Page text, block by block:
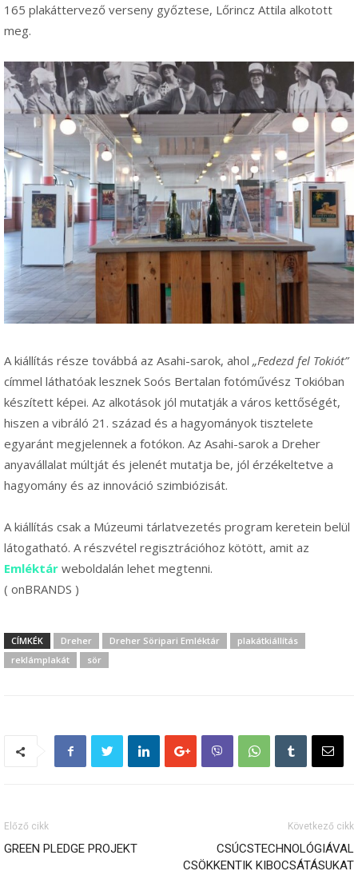
165 plakáttervező verseny győztese, Lőrincz Attila alkotott
meg.
A kiállítás része továbbá az Asahi-sarok, ahol „Fedezd fel Tokiót”
címmel láthatóak lesznek Soós Bertalan fotóművész Tokióban
készített képei. Az alkotások jól mutatják a város kettőségét,
hiszen a vibráló 21. század és a hagyományok tisztelete
egyaránt megjelennek a fotókon. Az Asahi-sarok a Dreher
anyavállalat múltját és jelenét mutatja be, jól érzékeltetve a
hagyomány és az innováció szimbiózisát.
A kiállítás csak a Múzeumi tárlatvezetés program keretein belül
látogatható. A részvétel regisztrációhoz kötött, amit az
Emléktár weboldalán lehet megtenni.
( onBRANDS )
CÍMKÉK Dreher Dreher Söripari Emléktár
plakátkiállítás
reklámplakát
sör
Előző cikk
GREEN PLEDGE PROJEKT
Következő cikk
CSÚCSTECHNOLÓGIÁVAL
CSÖKKENTIK KIBOCSÁTÁSUKAT